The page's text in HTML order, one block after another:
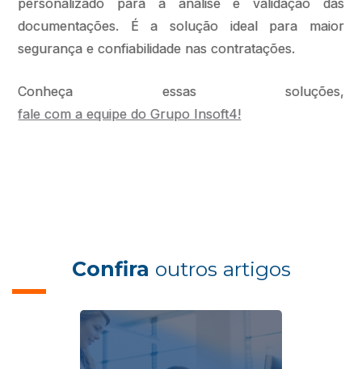
personalizado para a análise e validação das
documentações. É a solução ideal para maior
segurança e confiabilidade nas contratações.
Conheça essas soluções,
fale com a equipe do Grupo Insoft4!
Confira outros artigos